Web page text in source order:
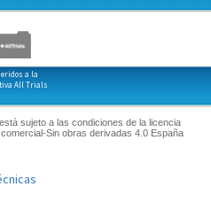
a la
All Trials
sujeto a las condiciones de la licencia
Sin obras derivadas 4.0 España